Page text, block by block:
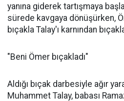
yanına giderek tartışmaya
sürede kavgaya dönüşürken,
bıçakla Talay'ı karnından
"Beni Ömer bıçakladı"
Aldığı bıçak darbesiyle ağır
Muhammet Talay, babası